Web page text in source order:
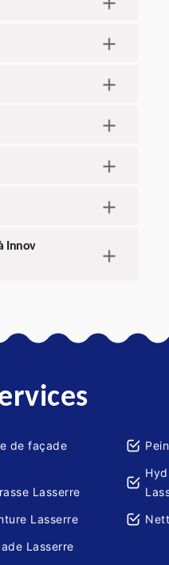
Innov
de façade
Lasserre
Lasserre
Lasserre